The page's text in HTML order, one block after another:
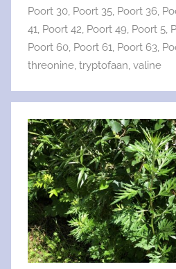
Poort 30, Poort 35, Poort 36,
41, Poort 42, Poort 49, Poort 5,
Poort 60, Poort 61, Poort 63,
threonine, tryptofaan, valine